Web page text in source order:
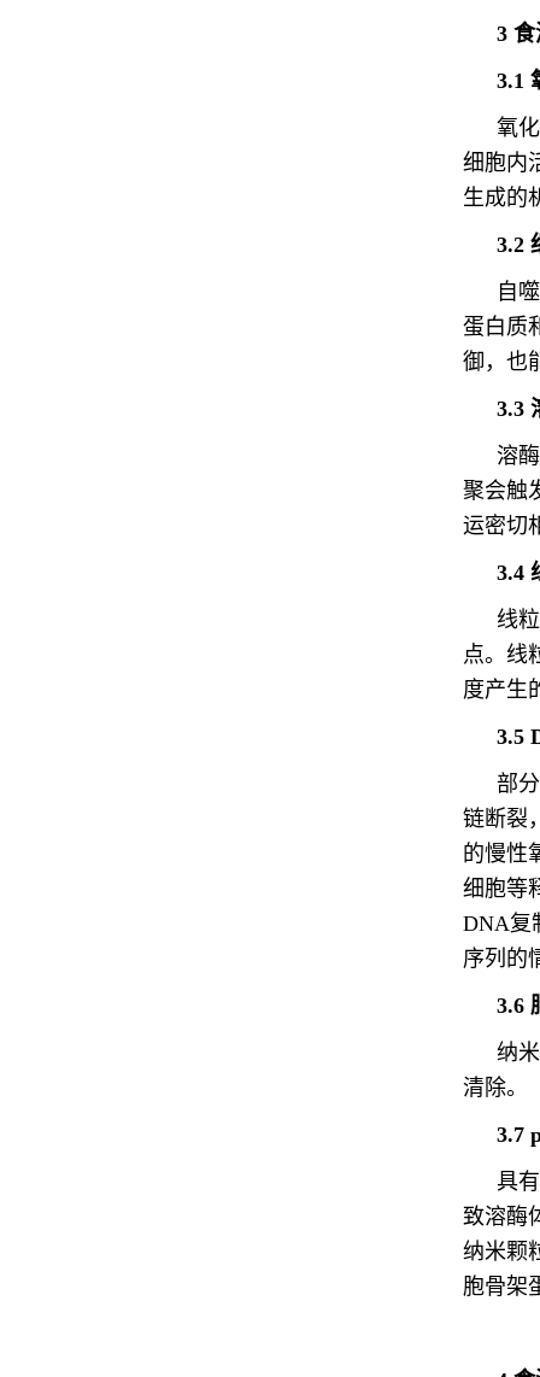
3
3.1
氧
细胞内
生成的
3.2
自
蛋白质
御，也
3.3
溶
聚会触
运密切
3.4
线
点。线
度产生
3.5
部
链断裂
的慢性
细胞等
DNA复
序列的
3.6
纳
清除。
3.7
具
致溶酶
纳米颗
胞骨架